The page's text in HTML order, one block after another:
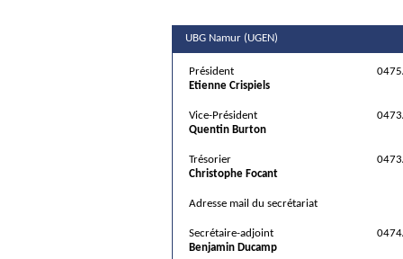
UBG Namur (UGEN)
Président
Etienne Crispiels
Vice-Président
Quentin Burton
Trésorier
Christophe Focant
Adresse mail du secrétariat
Secrétaire-adjoint
Benjamin Ducamp